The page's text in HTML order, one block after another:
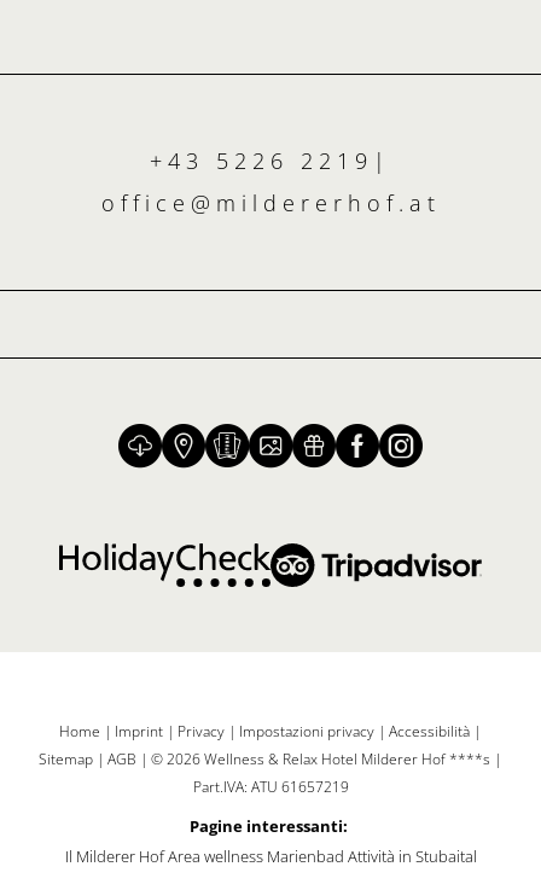
+43 5226 2219 |
office@ mildererhof. at
Home | Imprint | Privacy | Impostazioni privacy | Accessibilità |
Sitemap | AGB | © 2026 Wellness & Relax Hotel Milderer Hof ****s |
Part.IVA: ATU 61657219
Pagine interessanti:
Il Milderer HofArea wellness Marienbad Attività in Stubaital